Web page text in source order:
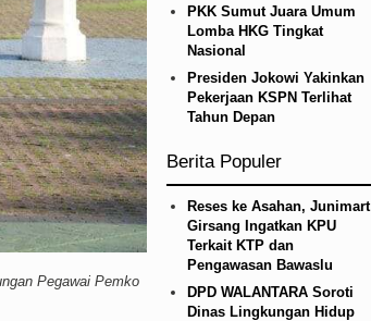
Laga Persahabatan di Hong Kong
Pegawai Pemko
PKK Sumut Juara Umum
Lomba HKG Tingkat
Nasional
Presiden Jokowi Yakinkan
Pekerjaan KSPN Terlihat
Tahun Depan
Berita Populer
Reses ke Asahan, Junimart
Girsang Ingatkan KPU
Terkait KTP dan
Pengawasan Bawaslu
DPD WALANTARA Soroti
Dinas Lingkungan Hidup